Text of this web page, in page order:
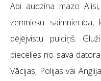
Abi audzina mazo
zemnieku
dējējvistu pulciņš.
piecelies no sava
Vācijas, Polijas vai